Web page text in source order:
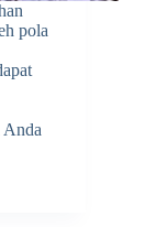
pola
Anda